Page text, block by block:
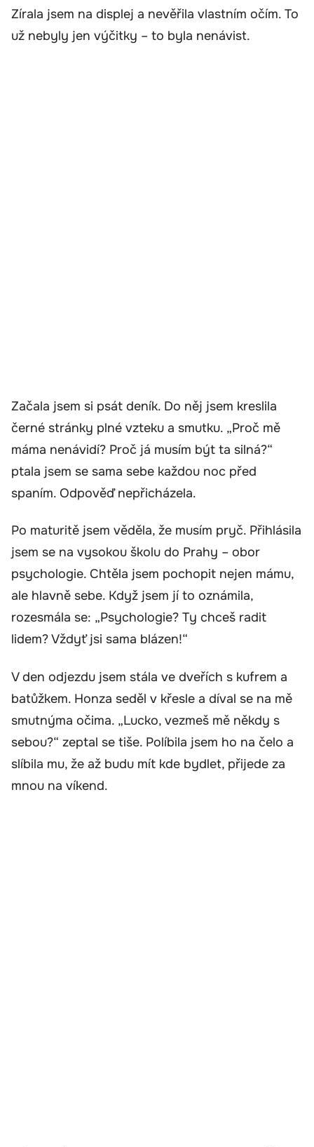
Zírala jsem na displej a nevěřila vlastním očím. To
už nebyly jen výčitky – to byla nenávist.
Začala jsem si psát deník. Do něj jsem kreslila
černé stránky plné vzteku a smutku. „Proč mě
máma nenávidí? Proč já musím být ta silná?“
ptala jsem se sama sebe každou noc před
spaním. Odpověď nepřicházela.
Po maturitě jsem věděla, že musím pryč. Přihlásila
jsem se na vysokou školu do Prahy – obor
psychologie. Chtěla jsem pochopit nejen mámu,
ale hlavně sebe. Když jsem jí to oznámila,
rozesmála se: „Psychologie? Ty chceš radit
lidem? Vždyť jsi sama blázen!“
V den odjezdu jsem stála ve dveřích s kufrem a
batůžkem. Honza seděl v křesle a díval se na mě
smutnýma očima. „Lucko, vezmeš mě někdy s
sebou?“ zeptal se tiše. Políbila jsem ho na čelo a
slíbila mu, že až budu mít kde bydlet, přijede za
mnou na víkend.